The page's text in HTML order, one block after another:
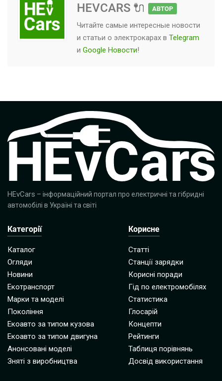
HEVCARS 🔌 АВТОР
Читайте самые интересные новости
и статьи о электрокарах в Telegram
и Google Новости!
HEvCars – інформаційний портал про електричні та гібридні
автомобілі в Україні та світі
Категорії
Каталог
Огляди
Новини
Екотранспорт
Марки та моделі
Покоління
Екоавто за типом кузова
Екоавто за типом двигуна
Анонсовані моделі
Зняті з виробництва
Корисне
Статті
Станції зарядки
Корисні поради
Гід по електромобілях
Статистика
Глосарій
Концепти
Рейтинги
Таблиця порівнянь
Досвід використання